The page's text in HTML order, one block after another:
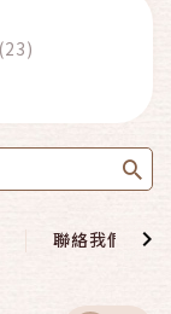
聯絡我們